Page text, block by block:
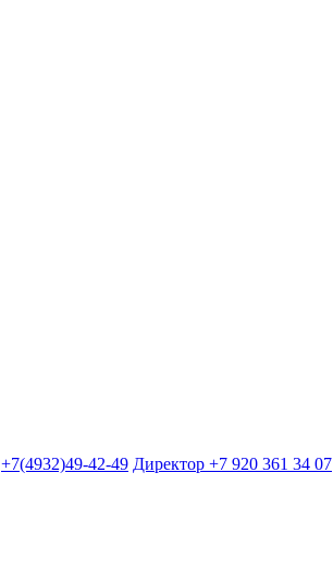
+7(4932)49-42-49 Директор +7 920 361 34 07